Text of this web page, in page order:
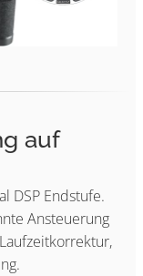
auf
DSP Endstufe.
Ansteuerung